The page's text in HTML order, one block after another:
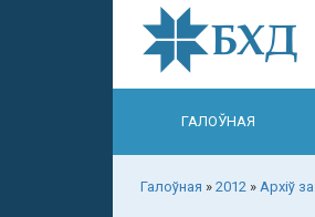
ГАЛОЎНАЯ
Галоўная » 2012 » Архіў